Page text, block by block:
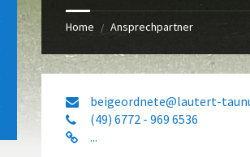
Home / Ansprechpartner
beigeordnete@lautert-
(49) 6772 - 969 6536
...